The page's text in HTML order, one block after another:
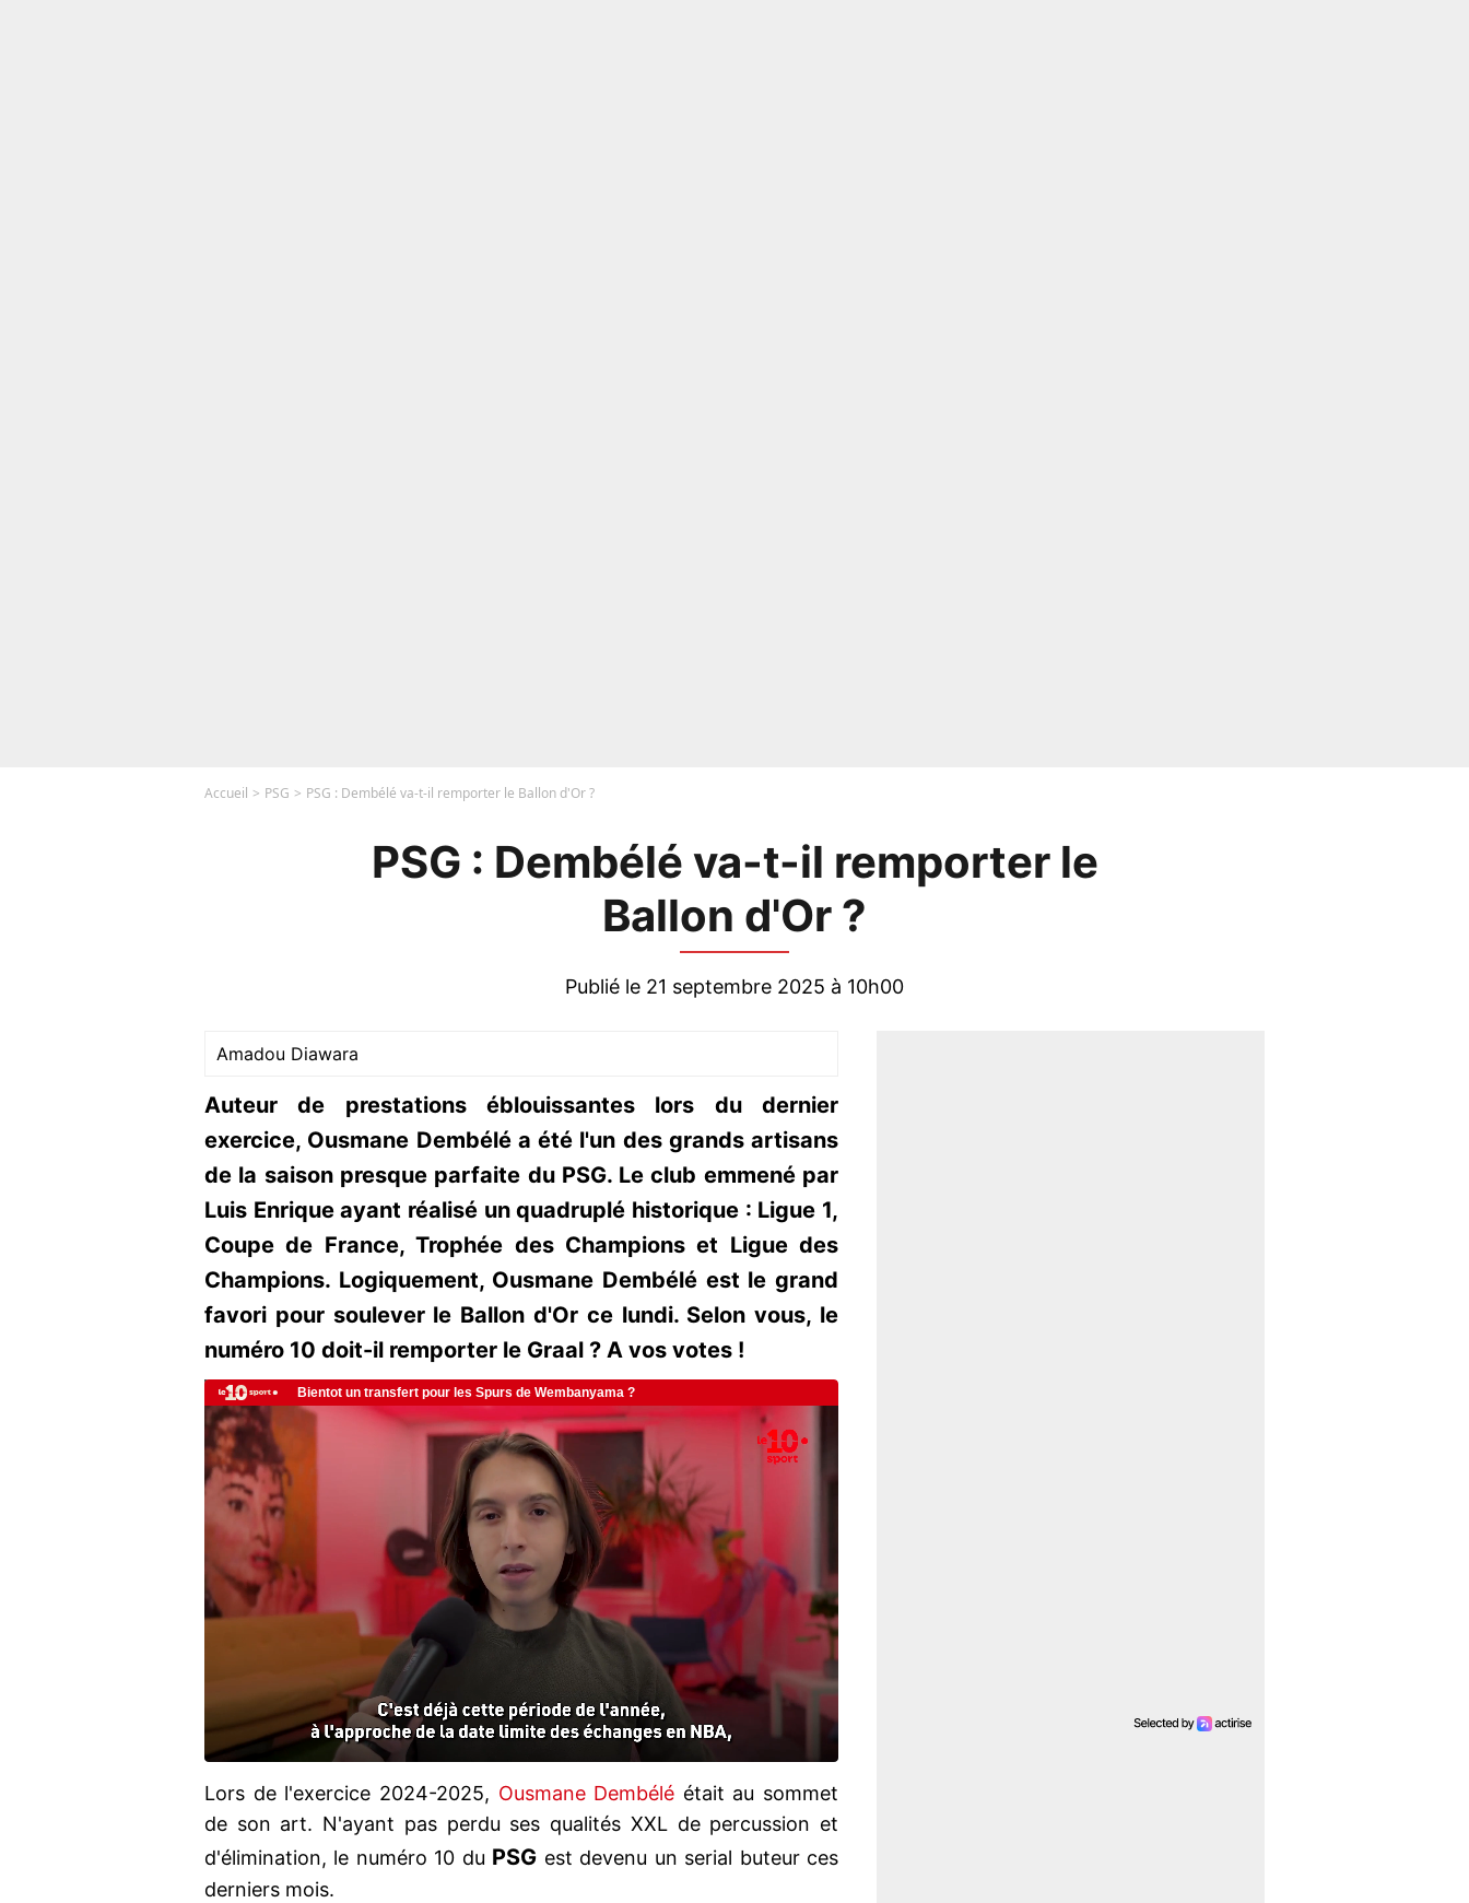
Accueil PSG PSG : Dembélé va-t-il remporter le Ballon d'Or ?
PSG : Dembélé va-t-il remporter le
Ballon d'Or ?
Publié le 21 septembre 2025 à 10h00
Amadou Diawara
Auteur de prestations éblouissantes lors du dernier
exercice, Ousmane Dembélé a été l'un des grands artisans
de la saison presque parfaite du PSG. Le club emmené par
Luis Enrique ayant réalisé un quadruplé historique : Ligue 1,
Coupe de France, Trophée des Champions et Ligue des
Champions. Logiquement, Ousmane Dembélé est le grand
favori pour soulever le Ballon d'Or ce lundi. Selon vous, le
numéro 10 doit-il remporter le Graal ? A vos votes !
Lors de l'exercice 2024-2025, Ousmane Dembélé était au sommet
de son art. N'ayant pas perdu ses qualités XXL de percussion et
d'élimination, le numéro 10 du PSG est devenu un serial buteur ces
derniers mois.